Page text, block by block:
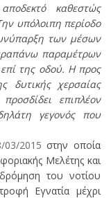
καθεστώς
υπόλοιπη περίοδο
των μέσων
παραμέτρων
της οδού. Η προς
δυτικής χερσαίας
επιπλέον
γεγονός που
03/2015 στην οποία
Μελέτης και
του νοτίου
Εγνατία μέχρι